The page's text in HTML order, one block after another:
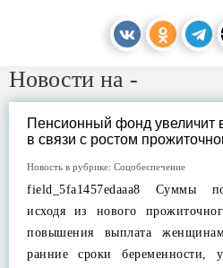
Новости на -
Пенсионный фонд увеличит
в связи с ростом
Новость в рубрике: Соцобеспечение
field_5fa1457edaaa8 Суммы
исходя из нового
повышения выплата
ранние сроки беременности,